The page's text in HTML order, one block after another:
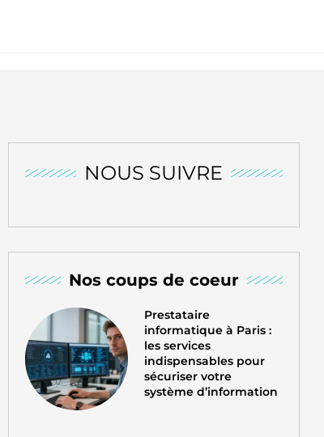
NOUS SUIVRE
Nos coups de coeur
Prestataire
informatique à Paris :
les services
indispensables pour
sécuriser votre
système d’information